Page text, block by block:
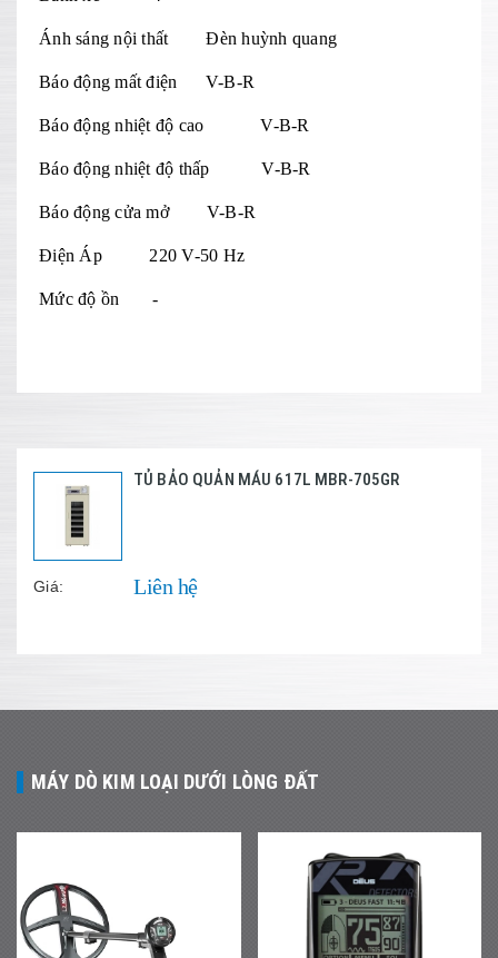
Ánh sáng nội thất Đèn huỳnh quang
Báo động mất điện V-B-R
Báo động nhiệt độ cao V-B-R
Báo động nhiệt độ thấp V-B-R
Báo động cửa mở V-B-R
Điện Áp 220 V-50 Hz
Mức độ ồn -
TỦ BẢO QUẢN MÁU 617L MBR-705GR
Giá: Liên hệ
MÁY DÒ KIM LOẠI DƯỚI LÒNG ĐẤT